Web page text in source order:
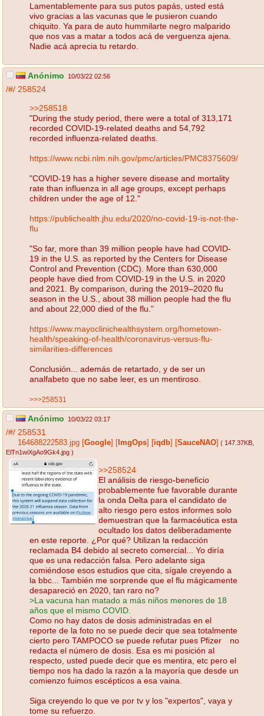
Lamentablemente para sus putos papás, usted está
vivo gracias a las vacunas que le pusieron cuando
chiquito. Ya para de auto hummilarte negro malparido
que nos vas a matar a todos acá de verguenza ajena.
Nadie acá aprecia tu retardo.
Anónimo 10/03/22 02:56
/#/ 258524
>>258518
"During the study period, there were a total of 313,171
recorded COVID-19-related deaths and 54,792
recorded influenza-related deaths.
https://www.ncbi.nlm.nih.gov/pmc/articles/PMC8375609/
"COVID-19 has a higher severe disease and mortality
rate than influenza in all age groups, except perhaps
children under the age of 12."
https://publichealth.jhu.edu/2020/no-covid-19-is-not-the-
flu
"So far, more than 39 million people have had COVID-
19 in the U.S. as reported by the Centers for Disease
Control and Prevention (CDC). More than 630,000
people have died from COVID-19 in the U.S. in 2020
and 2021. By comparison, during the 2019–2020 flu
season in the U.S., about 38 million people had the flu
and about 22,000 died of the flu."
https://www.mayoclinichealthsystem.org/hometown-
health/speaking-of-health/coronavirus-versus-flu-
similarities-differences
Conclusión... además de retartado, y de ser un
analfabeto que no sabe leer, es un mentiroso.
>>>258531
Anónimo 10/03/22 03:17
/#/ 258531
164688222583.jpg Google ImgOps iqdb SauceNAO ( 147.37KB
ElTn1wiXgAo9Gk4.jpg )
>>258524
El análisis de riesgo-beneficio
probablemente fue favorable durante
la onda Delta para el candidato de
alto riesgo pero estos informes solo
demuestran que la farmacéutica esta
ocultado los datos deliberadamente
en este reporte. ¿Por qué? Utilizan la redacción
reclamada B4 debido al secreto comercial... Yo diría
que es una redacción falsa. Pero adelante siga
comiéndose esos estudios que cita, sígale creyendo a
la bbc... También me sorprende que el flu mágicamente
desapareció en 2020, tan raro no?
>La vacuna han matado a más niños menores de 18
años que el mismo COVID.
Como no hay datos de dosis administradas en el
reporte de la foto no se puede decir que sea totalmente
cierto pero TAMPOCO se puede refutar pues Pfizer no
redacta el número de dosis. Esa es mi posición al
respecto, usted puede decir que es mentira, etc pero el
tiempo nos ha dado la razón a la mayoría que desde un
comienzo fuimos escépticos a esa vaina.
Siga creyendo lo que ve por tv y los "expertos", vaya y
tome su refuerzo.